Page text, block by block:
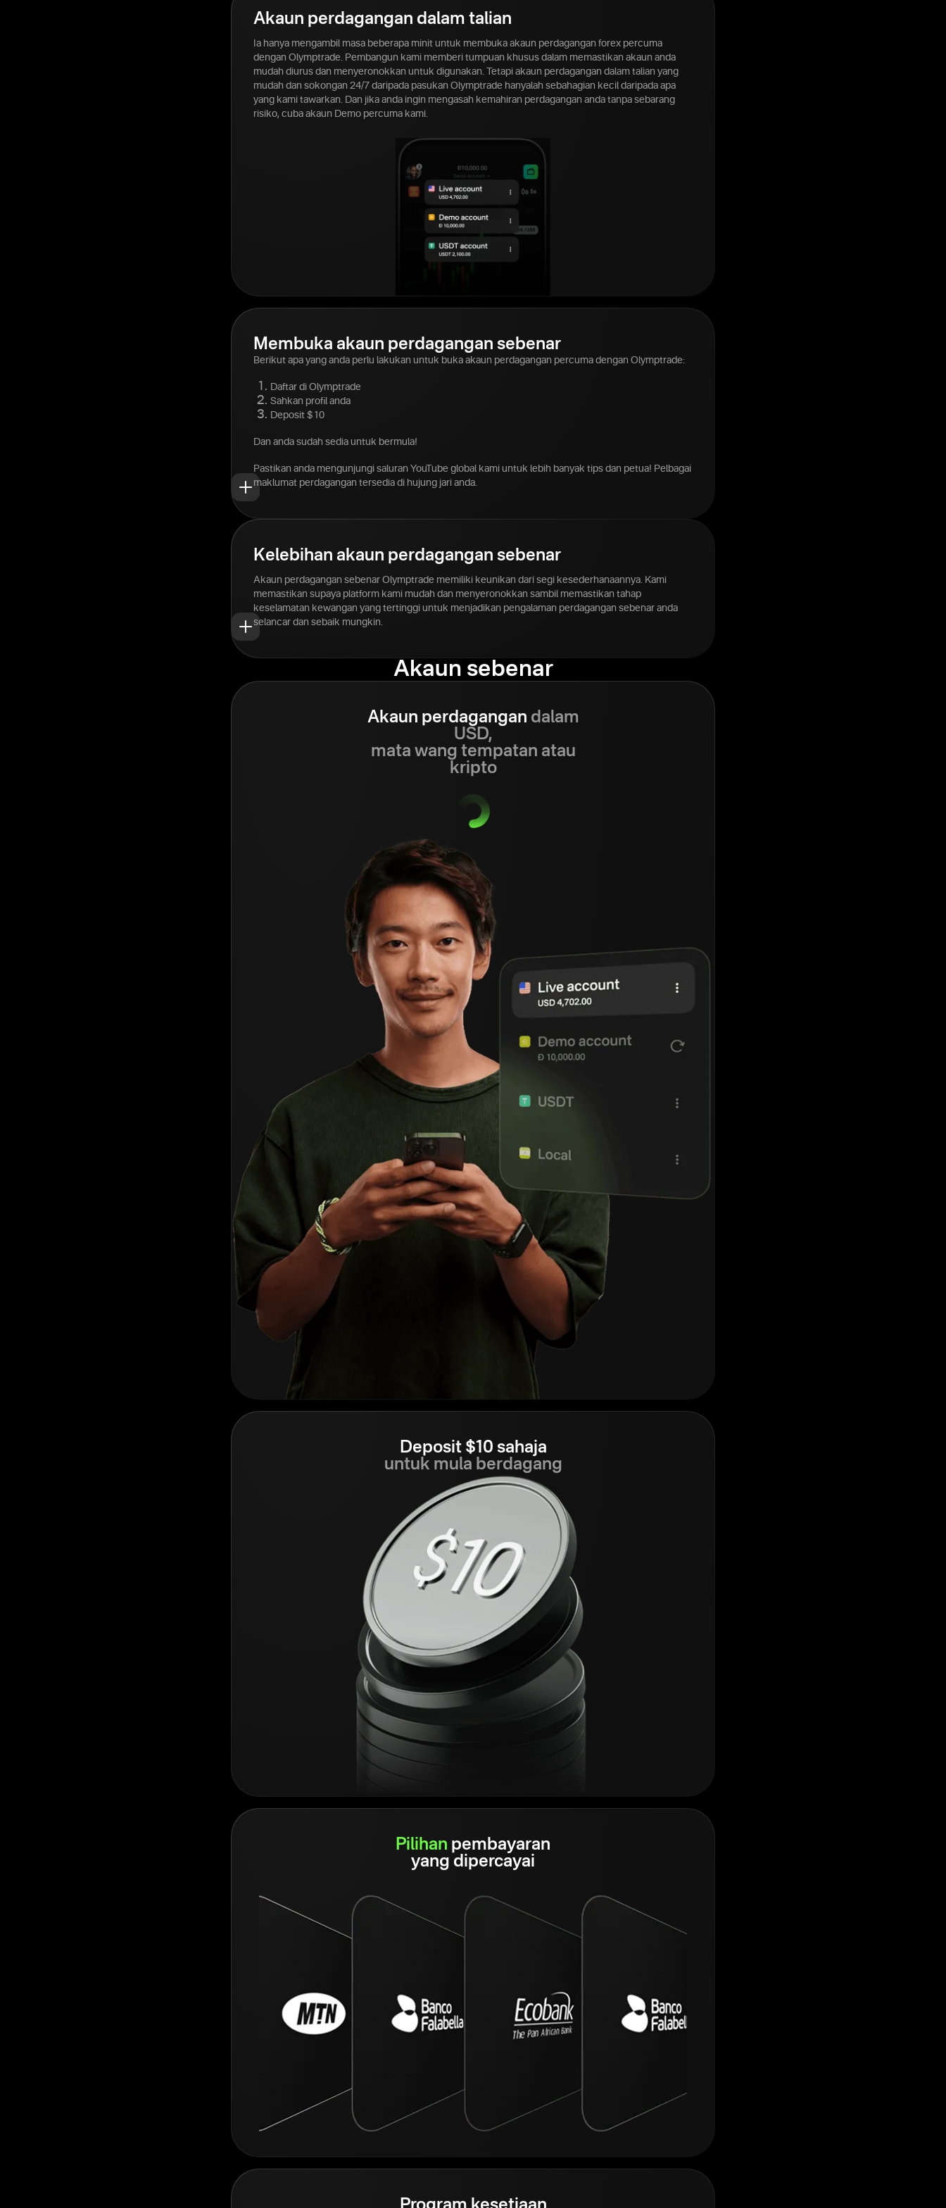
Akaun perdagangan dalam talian
Ia hanya mengambil masa beberapa minit untuk membuka akaun perdagangan forex percuma
dengan Olymptrade. Pembangun kami memberi tumpuan khusus dalam memastikan akaun anda
mudah diurus dan menyeronokkan untuk digunakan. Tetapi akaun perdagangan dalam talian yang
mudah dan sokongan 24/7 daripada pasukan Olymptrade hanyalah sebahagian kecil daripada apa
yang kami tawarkan. Dan jika anda ingin mengasah kemahiran perdagangan anda tanpa sebarang
risiko, cuba akaun Demo percuma kami.
Membuka akaun perdagangan sebenar
Berikut apa yang anda perlu lakukan untuk buka akaun perdagangan percuma dengan Olymptrade:
Daftar di Olymptrade
Sahkan profil anda
Deposit $10
Dan anda sudah sedia untuk bermula!
Pastikan anda mengunjungi saluran YouTube global kami untuk lebih banyak tips dan petua! Pelbagai
maklumat perdagangan tersedia di hujung jari anda.
Kelebihan akaun perdagangan sebenar
Akaun perdagangan sebenar Olymptrade memiliki keunikan dari segi kesederhanaannya. Kami
memastikan supaya platform kami mudah dan menyeronokkan sambil memastikan tahap
keselamatan kewangan yang tertinggi untuk menjadikan pengalaman perdagangan sebenar anda
selancar dan sebaik mungkin.
Akaun sebenar
Akaun perdagangan dalam
USD,
mata wang tempatan atau
kripto
Deposit $10 sahaja
untuk mula berdagang
Pilihan pembayaran
yang dipercayai